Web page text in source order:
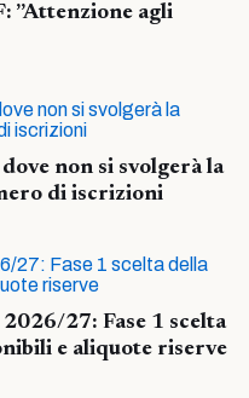
”Attenzione agli
non si svolgerà la
di iscrizioni
27: Fase 1 scelta
e aliquote riserve